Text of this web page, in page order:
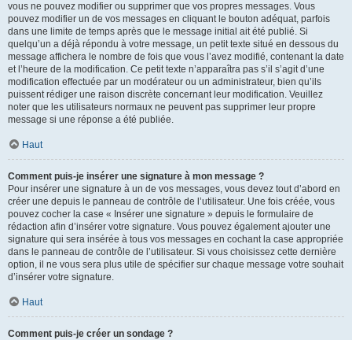
vous ne pouvez modifier ou supprimer que vos propres messages. Vous
pouvez modifier un de vos messages en cliquant le bouton adéquat, parfois
dans une limite de temps après que le message initial ait été publié. Si
quelqu’un a déjà répondu à votre message, un petit texte situé en dessous du
message affichera le nombre de fois que vous l’avez modifié, contenant la date
et l’heure de la modification. Ce petit texte n’apparaîtra pas s’il s’agit d’une
modification effectuée par un modérateur ou un administrateur, bien qu’ils
puissent rédiger une raison discrète concernant leur modification. Veuillez
noter que les utilisateurs normaux ne peuvent pas supprimer leur propre
message si une réponse a été publiée.
Haut
Comment puis-je insérer une signature à mon message ?
Pour insérer une signature à un de vos messages, vous devez tout d’abord en
créer une depuis le panneau de contrôle de l’utilisateur. Une fois créée, vous
pouvez cocher la case « Insérer une signature » depuis le formulaire de
rédaction afin d’insérer votre signature. Vous pouvez également ajouter une
signature qui sera insérée à tous vos messages en cochant la case appropriée
dans le panneau de contrôle de l’utilisateur. Si vous choisissez cette dernière
option, il ne vous sera plus utile de spécifier sur chaque message votre souhait
d’insérer votre signature.
Haut
Comment puis-je créer un sondage ?